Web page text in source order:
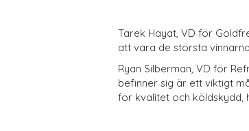
Tarek Hayat, VD för
att vara de största
Ryan Silberman, VD för
befinner sig är ett viktigt
för kvalitet och köldskydd,